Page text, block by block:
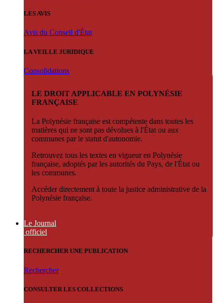
LES AVIS
Avis du Conseil d'État
LA VEILLE JURIDIQUE
Consolidations
LE DROIT APPLICABLE EN POLYNÉSIE
FRANÇAISE
La Polynésie française est compétente dans toutes les
matières qui ne sont pas dévolues à l'État ou aux
communes par le statut d'autonomie.
Retrouvez tous les textes en vigueur en Polynésie
française, adoptés par les autorités du Pays, de l'État ou
les communes.
Accéder directement à toute la justice administrative de la
Polynésie française.
Le Journal
officiel
RECHERCHER UNE PUBLICATION
Rechercher
CONSULTER LES COLLECTIONS